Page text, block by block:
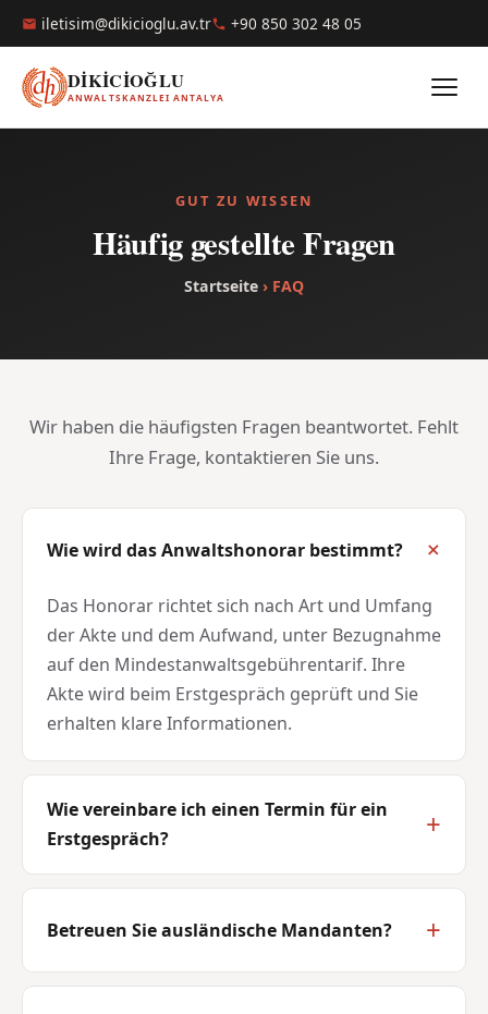
iletisim@dikicioglu.av.tr +90 850 302 48 05
DİKİCİOĞLU
ANWALTSKANZLEI ANTALYA
GUT ZU WISSEN
Häufig gestellte Fragen
Startseite › FAQ
Wir haben die häufigsten Fragen beantwortet. Fehlt
Ihre Frage, kontaktieren Sie uns.
Wie wird das Anwaltshonorar bestimmt?
Das Honorar richtet sich nach Art und Umfang
der Akte und dem Aufwand, unter Bezugnahme
auf den Mindestanwaltsgebührentarif. Ihre
Akte wird beim Erstgespräch geprüft und Sie
erhalten klare Informationen.
Wie vereinbare ich einen Termin für ein
Erstgespräch?
Betreuen Sie ausländische Mandanten?